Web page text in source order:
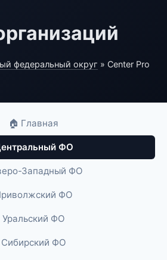
федеральный округ » Center Pro
🏠 Главная
ФО
Западный ФО
ФО
Уральский ФО
Сибирский ФО